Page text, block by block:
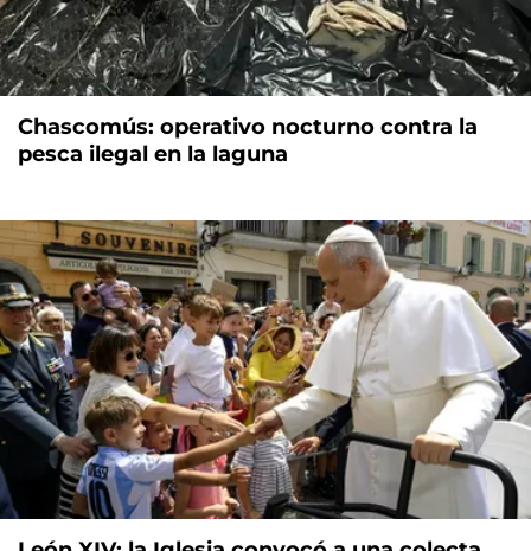
Chascomús: operativo nocturno contra la
pesca ilegal en la laguna